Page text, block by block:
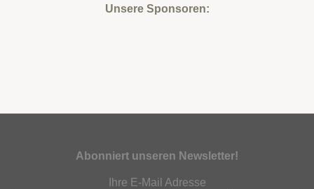
Unsere Sponsoren:
Abonniert unseren Newsletter!
Ihre E-Mail Adresse